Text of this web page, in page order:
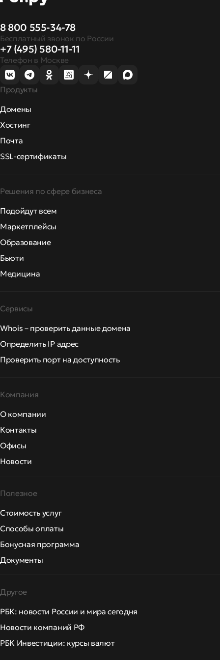
8 800 555-34-78
Бесплатный звонок по России
+7 (495) 580-11-11
Телефон в Москве
Продукты
Домены
Хостинг
Почта
SSL-сертификаты
Решения по сфере бизнеса
Подойдут всем
Маркетплейсы
Образование
Бьюти
Медицина
Сервисы
Whois – проверить данные домена
Определить IP адрес
Проверить порт на доступность
Компания
О компании
Контакты
Офисы
Новости
Полезное
Стоимость услуг
Способы оплаты
Бонусная программа
Документы
Другое
РБК: новости России и мира сегодня
Новости компаний РФ
РБК Инвестиции: курсы валют